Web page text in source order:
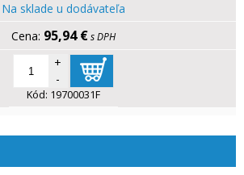
Na sklade u dodávateľa
95,94 € s DPH
+
-
Kód: 19700031F